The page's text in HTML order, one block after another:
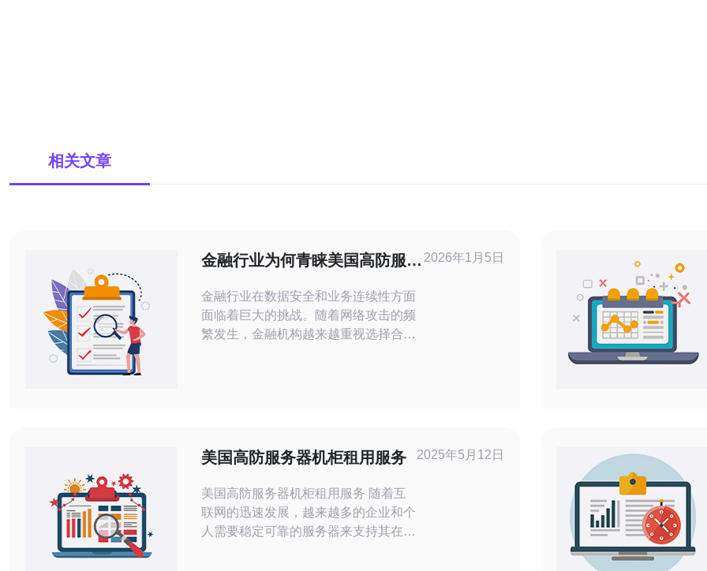
相关文章
金融行业为何青睐美国高防服务
金融行业在数据安全和业务连续性方面
面临着巨大的挑战。随着网络攻击的频
繁发生，金融机构越来越重视选择合适
服务器通常配备多层防护机制，包括防
火墙、入侵检测系统（IDS）、
2026年1月5日
美国高防服务器机柜租用服务
美国高防服务器机柜租用服务 随着互
联网的迅速发展，越来越多的企业和个
人需要稳定可靠的服务器来支持其在线
2025年5月12日